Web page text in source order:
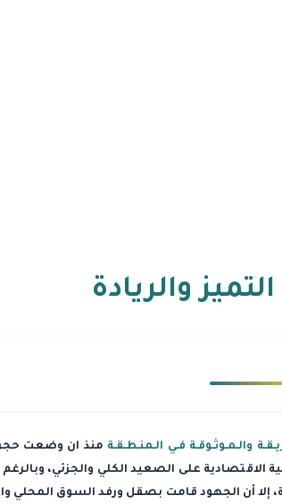
والريادة
والـمـوثـوقـة فـي الـمنـطـقـة منذ ان وضعت حجر
الاقتصادية على الصعيد الكلي والجزئي،
إلا أن الجهود قامت بصقل ورفد السوق المحلي